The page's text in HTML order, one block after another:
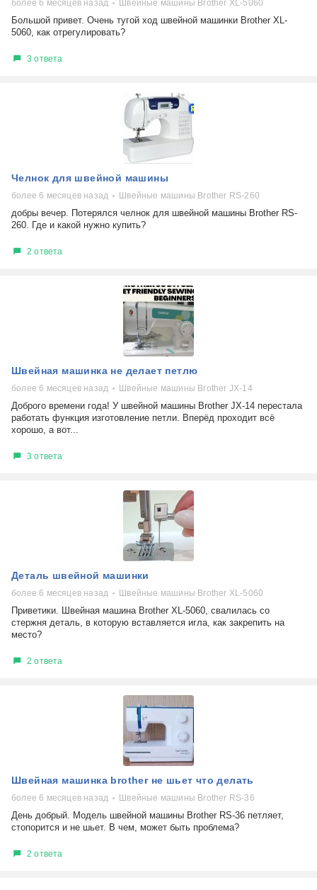
более 6 месяцев назад Швейные машины Brother XL-5060
Большой привет. Очень тугой ход швейной машинки Brother XL-
5060, как отрегулировать?
3 ответа
Челнок для швейной машины
более 6 месяцев назад Швейные машины Brother RS-260
добры вечер. Потерялся челнок для швейной машины Brother RS-
260. Где и какой нужно купить?
2 ответа
Швейная машинка не делает петлю
более 6 месяцев назад Швейные машины Brother JX-14
Доброго времени года! У швейной машины Brother JX-14 перестала
работать функция изготовление петли. Вперёд проходит всё
хорошо, а вот...
3 ответа
Деталь швейной машинки
более 6 месяцев назад Швейные машины Brother XL-5060
Приветики. Швейная машина Brother XL-5060, свалилась со
стержня деталь, в которую вставляется игла, как закрепить на
место?
2 ответа
Швейная машинка brother не шьет что делать
более 6 месяцев назад Швейные машины Brother RS-36
День добрый. Модель швейной машины Brother RS-36 петляет,
стопорится и не шьет. В чем, может быть проблема?
2 ответа